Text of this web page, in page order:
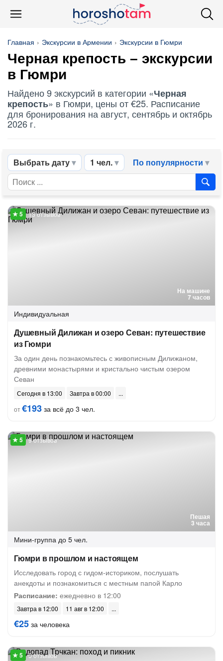
Главная Экскурсии в Армении Экскурсии в Гюмри
Черная крепость – экскурсии
в Гюмри
Найдено 9 экскурсий в категории «Черная
крепость» в Гюмри, цены от €25. Расписание
для бронирования на август, сентябрь и октябрь
2026 г.
Выбрать дату 1 чел. По популярности
На машине
7 часов
13 отзывов
Индивидуальная
Душевный Дилижан и озеро Севан: путешествие
из Гюмри
За один день познакомьтесь с живописным Дилижаном,
древними монастырями и кристально чистым озером
Севан
Сегодня в 13:00
Завтра в 00:00
от€193 за всё до 3 чел.
Пешая
3 часа
9 отзывов
Мини-группа до 5 чел.
Гюмри в прошлом и настоящем
Исследовать город с гидом-историком, послушать
анекдоты и познакомиться с местным папой Карло
Расписание: ежедневно в 12:00
Завтра в 12:00 11 авг в 12:00
€25 за человека
5 отзывов